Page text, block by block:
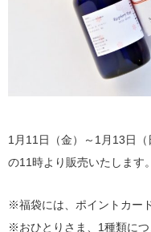
1月11日（金）～1月13日
の11時より販売いたします。
※福袋には、ポイントカー
※おひとりさま、1種類に